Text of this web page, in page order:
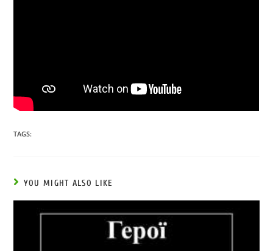
TAGS:
YOU MIGHT ALSO LIKE